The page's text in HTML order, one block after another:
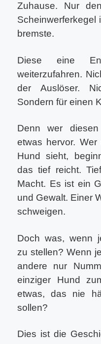
Zuhause. Nur
Scheinwerferkegel
bremste.
Diese eine
weiterzufahren.
der Auslöser.
Sondern für einen
Denn wer
etwas hervor.
Hund sieht,
das tief reicht.
Macht. Es ist ein
und Gewalt. Einer
schweigen.
Doch was, wenn
zu stellen? Wenn
andere nur
einziger Hund
etwas, das nie
sollen?
Dies ist die